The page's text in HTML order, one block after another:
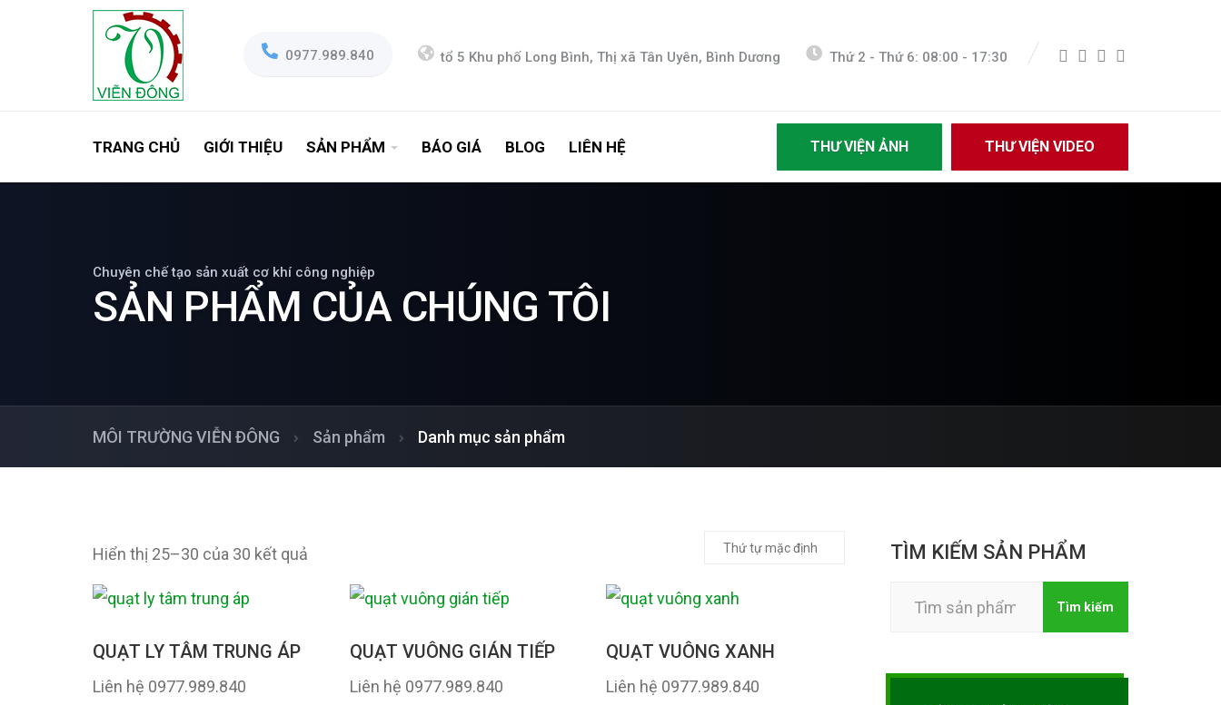
0977.989.840 tổ 5 Khu phố Long Bình, Thị xã Tân Uyên, Bình Dương Thứ 2 - Thứ 6: 08:00 - 17:30
TRANG CHỦ GIỚI THIỆU SẢN PHẨM BÁO GIÁ BLOG LIÊN HỆ THƯ VIỆN ẢNH THƯ VIỆN VIDEO
Chuyên chế tạo sản xuất cơ khí công nghiệp
SẢN PHẨM CỦA CHÚNG TÔI
MÔI TRƯỜNG VIỄN ĐÔNG Sản phẩm Danh mục sản phẩm
Hiển thị 25–30 của 30 kết quả
QUẠT LY TÂM TRUNG ÁP
Liên hệ 0977.989.840
QUẠT VUÔNG GIÁN TIẾP
Liên hệ 0977.989.840
QUẠT VUÔNG XANH
Liên hệ 0977.989.840
TÌM KIẾM SẢN PHẨM
Tìm kiếm